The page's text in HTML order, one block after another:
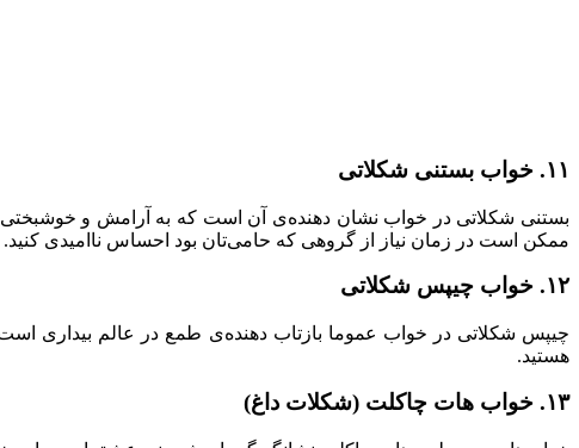
۱۱. خواب بستنی شکلاتی
بستنی شکلاتی در خواب نشان دهنده‌ی آن است که به آرامش و خوشبختی
ممکن است در زمان نیاز از گروهی که حامی‌تان بود احساس ناامیدی کنید.
۱۲. خواب چیپس شکلاتی
چیپس شکلاتی در خواب عموما بازتاب دهنده‌ی طمع در عالم بیداری
هستید.
۱۳. خواب هات چاکلت (شکلات داغ)